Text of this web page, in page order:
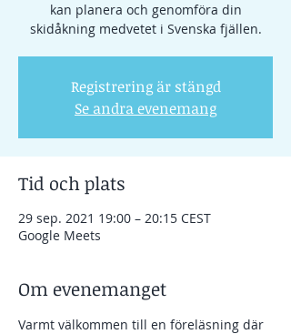
kan planera och genomföra din
skidåkning medvetet i Svenska fjällen.
Registrering är stängd
Se andra evenemang
Tid och plats
29 sep. 2021 19:00 – 20:15 CEST
Google Meets
Om evenemanget
Varmt välkommen till en föreläsning där